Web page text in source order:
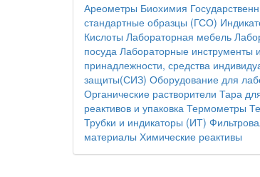
Ареометры Биохимия
стандартные образцы (ГСО)
Кислоты Лабораторная мебель
посуда Лабораторные инструменты и
принадлежности, средства
защиты(СИЗ) Оборудование для
Органические растворители Тара
реактивов и упаковка Термометры
Трубки и индикаторы (ИТ)
материалы Химические реактивы